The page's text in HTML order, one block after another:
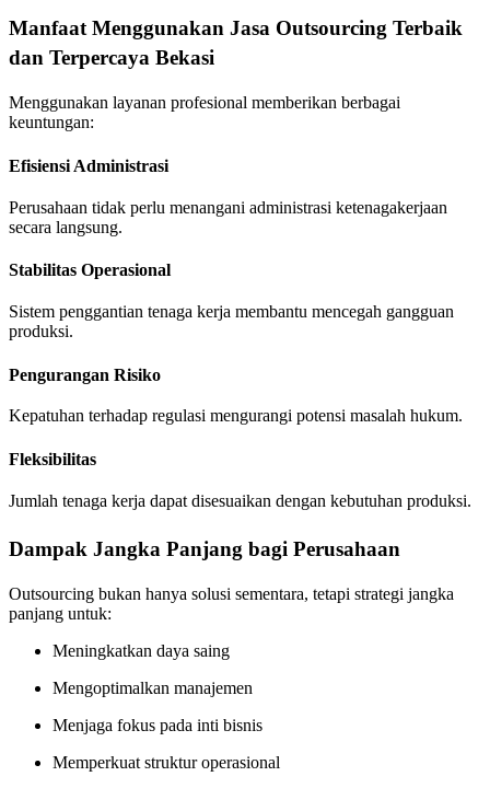
Manfaat Menggunakan Jasa Outsourcing Terbaik
dan Terpercaya Bekasi
Menggunakan layanan profesional memberikan berbagai
keuntungan:
Efisiensi Administrasi
Perusahaan tidak perlu menangani administrasi ketenagakerjaan
secara langsung.
Stabilitas Operasional
Sistem penggantian tenaga kerja membantu mencegah gangguan
produksi.
Pengurangan Risiko
Kepatuhan terhadap regulasi mengurangi potensi masalah hukum.
Fleksibilitas
Jumlah tenaga kerja dapat disesuaikan dengan kebutuhan produksi.
Dampak Jangka Panjang bagi Perusahaan
Outsourcing bukan hanya solusi sementara, tetapi strategi jangka
panjang untuk:
Meningkatkan daya saing
Mengoptimalkan manajemen
Menjaga fokus pada inti bisnis
Memperkuat struktur operasional